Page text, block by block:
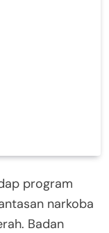
program
narkoba
Badan